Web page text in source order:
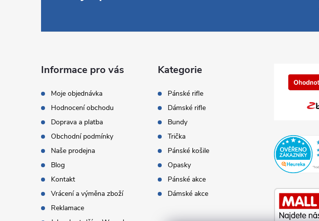
Informace pro vás
Moje objednávka
Hodnocení obchodu
Doprava a platba
Obchodní podmínky
Naše prodejna
Blog
Kontakt
Vrácení a výměna zboží
Reklamace
Kategorie
Pánské rifle
Dámské rifle
Bundy
Trička
Pánské košile
Opasky
Pánské akce
Dámské akce